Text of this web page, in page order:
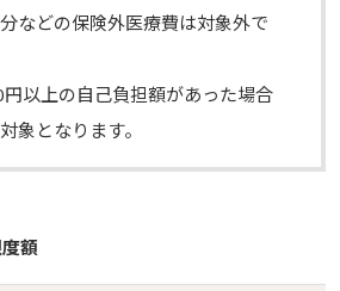
などの保険外医療費は対象外で
以上の自己負担額があった場合
象となります。
額